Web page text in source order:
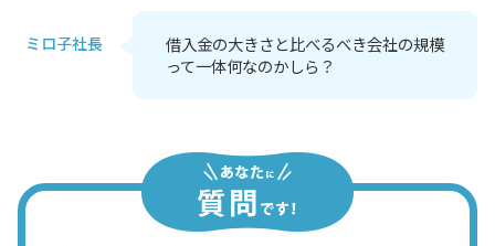
ミロ子社長
借入金の大きさと比べるべき会社の規模
って一体何なのかしら？